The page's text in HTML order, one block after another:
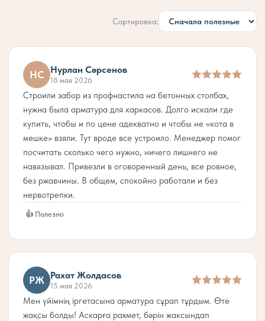
Сортировка:
НС Нурлан Сәрсенов
18 мая 2026
Строили забор из профнастила на бетонных столбах,
нужна была арматура для каркасов. Долго искали где
купить, чтобы и по цене адекватно и чтобы не «кота в
мешке» взяли. Тут вроде все устроило. Менеджер помог
посчитать сколько чего нужно, ничего лишнего не
навязывал. Привезли в оговоренный день, все ровное,
без ржавчины. В общем, спокойно работали и без
нервотрепки.
👍 Полезно
РЖ Рахат Жолдасов
15 мая 2026
Мен үйімнің іргетасына арматура сұрап тұрдым. Өте
жақсы болды! Аскарға рахмет, бәрін жаксындап